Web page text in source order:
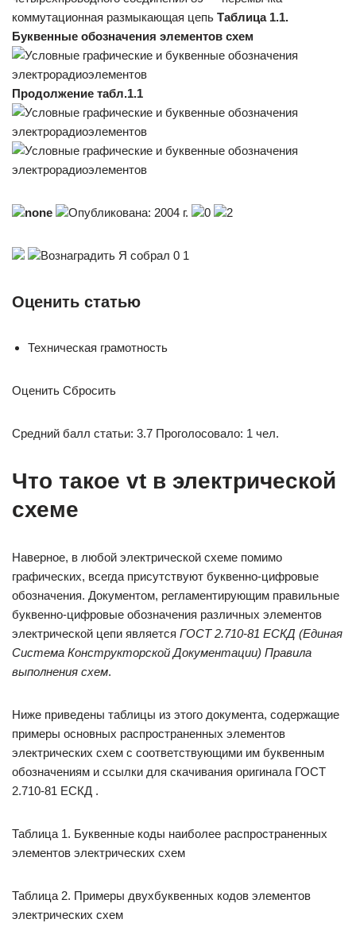
коммутационная размыкающая цепь Таблица 1.1.
Буквенные обозначения элементов схем
Продолжение табл.1.1
none Опубликована: 2004 г. 0 2
Вознаградить Я собрал 0 1
Оценить статью
Техническая грамотность
Оценить Сбросить
Средний балл статьи: 3.7 Проголосовало: 1 чел.
Что такое vt в электрической
схеме
Наверное, в любой электрической схеме помимо
графических, всегда присутствуют буквенно-цифровые
обозначения. Документом, регламентирующим правильные
буквенно-цифровые обозначения различных элементов
электрической цепи является ГОСТ 2.710-81 ЕСКД (Единая
Система Конструкторской Документации) Правила
выполнения схем.
Ниже приведены таблицы из этого документа, содержащие
примеры основных распространенных элементов
электрических схем с соответствующими им буквенным
обозначениям и ссылки для скачивания оригинала ГОСТ
2.710-81 ЕСКД .
Таблица 1. Буквенные коды наиболее распространенных
элементов электрических схем
Таблица 2. Примеры двухбуквенных кодов элементов
электрических схем